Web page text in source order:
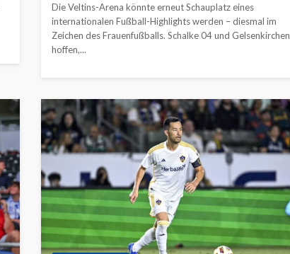
Die Veltins-Arena könnte erneut Schauplatz eines
internationalen Fußball-Highlights werden – diesmal im
Zeichen des Frauenfußballs. Schalke 04 und Gelsenkirchen
hoffen,...